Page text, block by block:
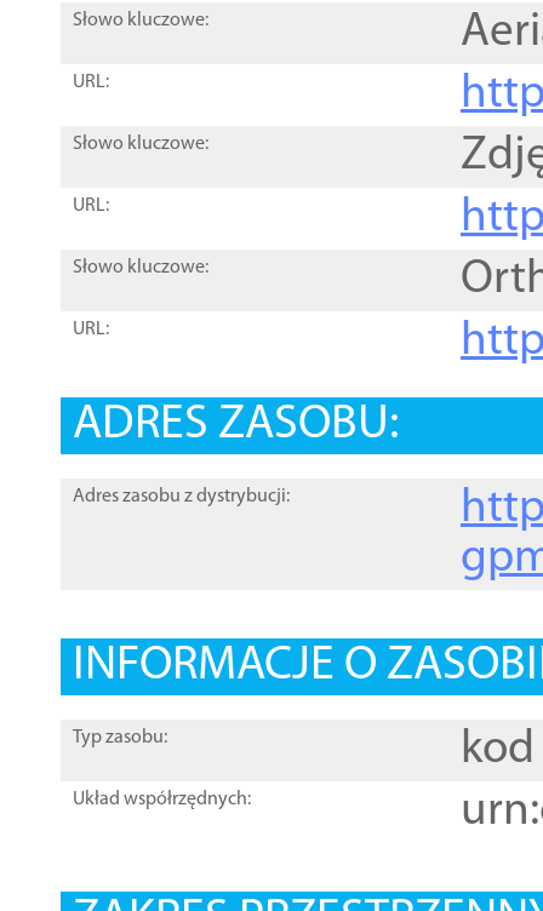
Słowo kluczowe:
URL:
Słowo kluczowe:
URL:
Słowo kluczowe:
URL:
ADRES ZASOBU:
Adres zasobu z dystrybucji:
INFORMACJE O
Typ zasobu: kod
Układ współrzędnych: